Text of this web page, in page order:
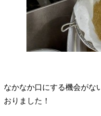
なかなか口にする機会がな
おりました！